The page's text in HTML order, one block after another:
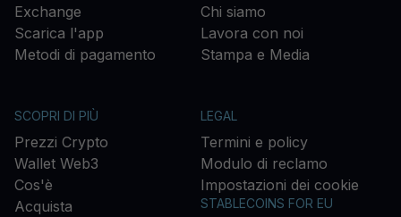
Exchange
Scarica l'app
Metodi di pagamento
Chi siamo
Lavora con noi
Stampa e Media
SCOPRI DI PIÙ
Prezzi Crypto
Wallet Web3
Cos'è
Acquista
LEGAL
Termini e policy
Modulo di reclamo
Impostazioni dei cookie
STABLECOINS FOR EU